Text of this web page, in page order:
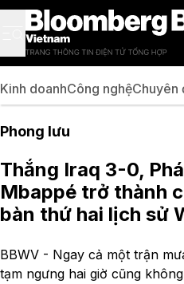
Kinh doanhCông nghệChuyên
Phong lưu
Thắng Iraq 3-0,
Mbappé trở thành
bàn thứ hai lịch sử
BBWV - Ngay cả một trận
tạm ngưng hai giờ cũng